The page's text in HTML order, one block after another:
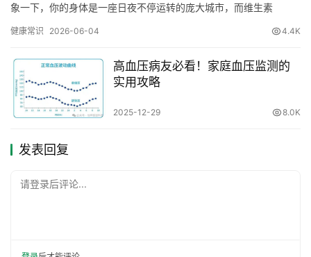
象一下，你的身体是一座日夜不停运转的庞大城市，而维生素
“稳压器”。它不构成砖瓦，却决定了能量能否顺畅点亮每一个角落。
才能为细胞供能。这个关键转化过程的第一步，就像发动汽车需…
健康常识 2026-06-04 4.4K
高血压病友必看！家庭血压监测的
实用攻略
2025-12-29 8.0K
发表回复
请登录后评论...